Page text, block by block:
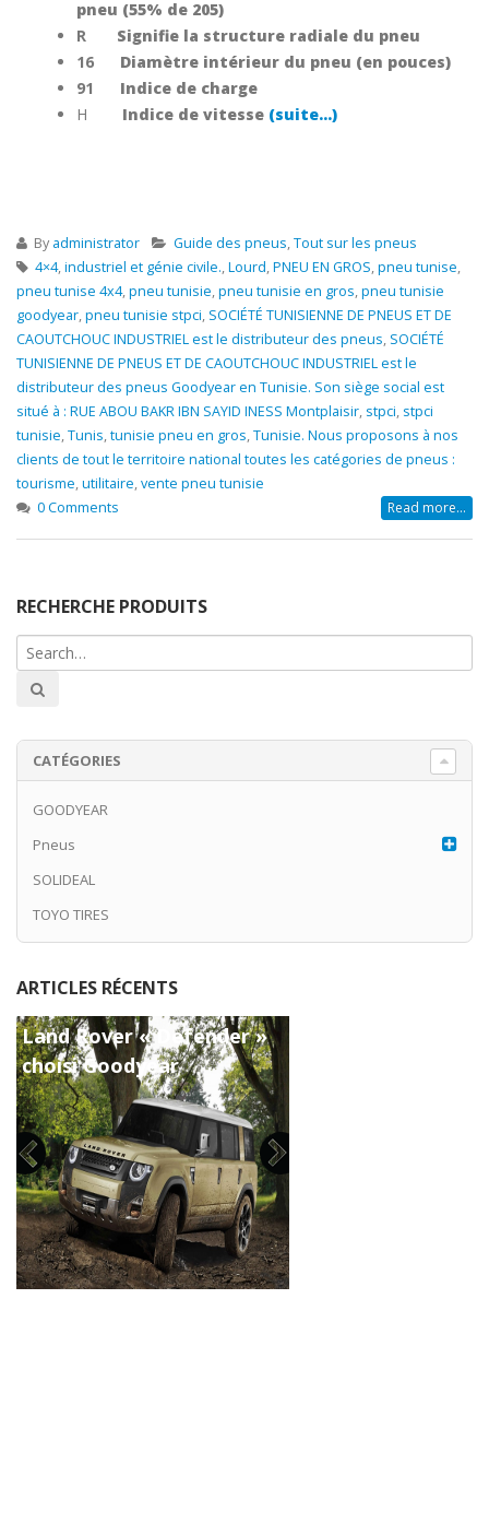
pneu (55% de 205)
R
Signifie la structure radiale du pneu
16
Diamètre intérieur du pneu (en pouces)
91
Indice de charge
H Indice de vitesse (suite…)
By administrator Guide des pneus,Tout sur les pneus
4×4,industriel et génie civile.,Lourd,PNEU EN GROS,pneu tunise,
pneu tunise 4x4,pneu tunisie,pneu tunisie en gros,pneu tunisie
goodyear,pneu tunisie stpci, SOCIÉTÉ TUNISIENNE DE PNEUS ET DE
CAOUTCHOUC INDUSTRIEL est le distributeur des pneus, SOCIÉTÉ
TUNISIENNE DE PNEUS ET DE CAOUTCHOUC INDUSTRIEL est le
distributeur des pneus Goodyear en Tunisie. Son siège social est
situé à : RUE ABOU BAKR IBN SAYID INESS Montplaisir, stpci, stpci
tunisie,Tunis,tunisie pneu en gros,Tunisie. Nous proposons à nos
clients de tout le territoire national toutes les catégories de pneus :
tourisme,utilitaire,vente pneu tunisie
0 Comments
Read more...
RECHERCHE PRODUITS
CATÉGORIES
GOODYEAR
Pneus
SOLIDEAL
TOYO TIRES
ARTICLES RÉCENTS
Land Rover « Defender »
choisi Goodyear